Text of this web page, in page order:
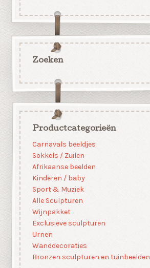
Zoeken
Productcategorieën
Carnavals beeldjes
Sokkels / Zuilen
Afrikaanse beelden
Kinderen / baby
Sport & Muziek
Alle Sculpturen
Wijnpakket
Exclusieve sculpturen
Urnen
Wanddecoraties
Bronzen sculpturen en tuinbeelden